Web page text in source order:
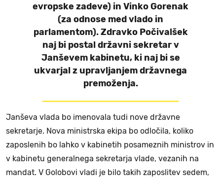
evropske zadeve) in Vinko Gorenak
(za odnose med vlado in
parlamentom). Zdravko Počivalšek
naj bi postal državni sekretar v
Janševem kabinetu, ki naj bi se
ukvarjal z upravljanjem državnega
premoženja.
Janševa vlada bo imenovala tudi nove državne
sekretarje. Nova ministrska ekipa bo odločila, koliko
zaposlenih bo lahko v kabinetih posameznih ministrov in
v kabinetu generalnega sekretarja vlade, vezanih na
mandat. V Golobovi vladi je bilo takih zaposlitev sedem,